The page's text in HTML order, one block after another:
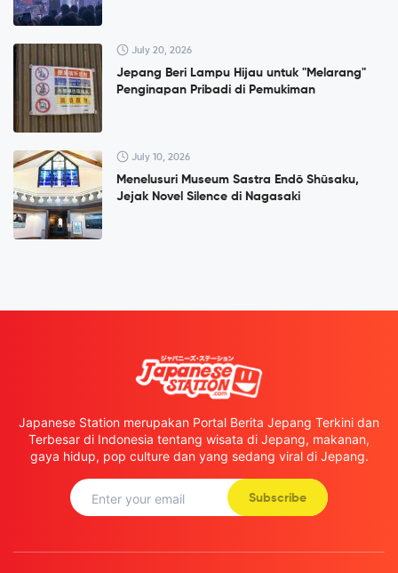
July 20, 2026
Jepang Beri Lampu Hijau untuk "Melarang"
Penginapan Pribadi di Pemukiman
July 10, 2026
Menelusuri Museum Sastra Endō Shūsaku,
Jejak Novel Silence di Nagasaki
Japanese Station merupakan Portal Berita Jepang Terkini dan
Terbesar di Indonesia tentang wisata di Jepang, makanan,
gaya hidup, pop culture dan yang sedang viral di Jepang.
Subscribe